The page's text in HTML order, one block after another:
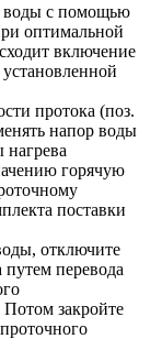
воды с помощью
оптимальной
включение
установленной
протока (поз.
напор воды
нагрева
горячую
поставки
отключите
путем перевода
Потом закройте